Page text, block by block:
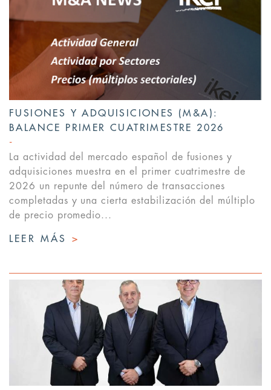
FUSIONES Y ADQUISICIONES (M&A):
BALANCE PRIMER CUATRIMESTRE 2026
La actividad del mercado español de fusiones y
adquisiciones muestra en el primer cuatrimestre de
2026 un repunte del número de transacciones
completadas y una cierta estabilización del múltiplo
de precio promedio...
LEER MÁS >